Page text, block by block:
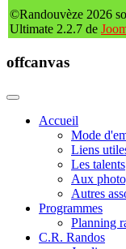
©Randouvèze 2026
Ultimate 2.2.7 de
offcanvas
Accueil
Mode
Liens
Les talents
Aux
Autres
Programmes
Planning
C.R. Randos